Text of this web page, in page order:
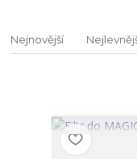
Nejnovější